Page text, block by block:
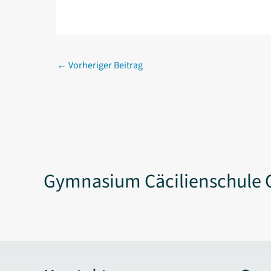
← Vorheriger Beitrag
Gymnasium Cäcilienschule